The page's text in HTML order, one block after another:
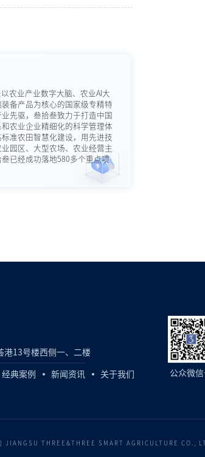
农业产业数字大脑、农业AI大
备产品为核心的国家级专精特
先驱，叁拾叁致力于打造中国
农业企业精细化的科学管理体
准农田智慧化建设，用先进技
园区、大型农场、农业经营主
已经成功落地580多个重点项
港13号楼西侧一、二楼
经典案例 新闻资讯 关于我们 公众微
JIANGSU THREE&THREE SMART AGRICULTURE CO.,